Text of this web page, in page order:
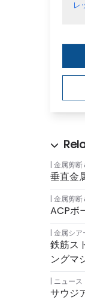
レ
金属剪断
垂直金
金属剪断
ACPボ
金属シア
鉄筋ス
ングマ
ニュース
サウジ